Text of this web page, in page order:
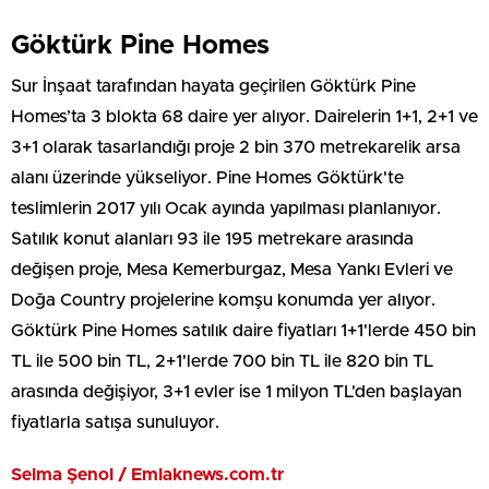
Göktürk Pine Homes
Sur İnşaat tarafından hayata geçirilen Göktürk Pine
Homes’ta 3 blokta 68 daire yer alıyor. Dairelerin 1+1, 2+1 ve
3+1 olarak tasarlandığı proje 2 bin 370 metrekarelik arsa
alanı üzerinde yükseliyor. Pine Homes Göktürk'te
teslimlerin 2017 yılı Ocak ayında yapılması planlanıyor.
Satılık konut alanları 93 ile 195 metrekare arasında
değişen proje, Mesa Kemerburgaz, Mesa Yankı Evleri ve
Doğa Country projelerine komşu konumda yer alıyor.
Göktürk Pine Homes satılık daire fiyatları 1+1'lerde 450 bin
TL ile 500 bin TL, 2+1'lerde 700 bin TL ile 820 bin TL
arasında değişiyor, 3+1 evler ise 1 milyon TL'den başlayan
fiyatlarla satışa sunuluyor.
Selma Şenol / Emlaknews.com.tr